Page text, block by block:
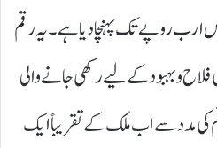
روپے تک پہنچا دیا ہے۔ یہ رقم
و بہبود کے لیے رکھی جانے والی
مدد سے اب ملک کے تقریباً ایک